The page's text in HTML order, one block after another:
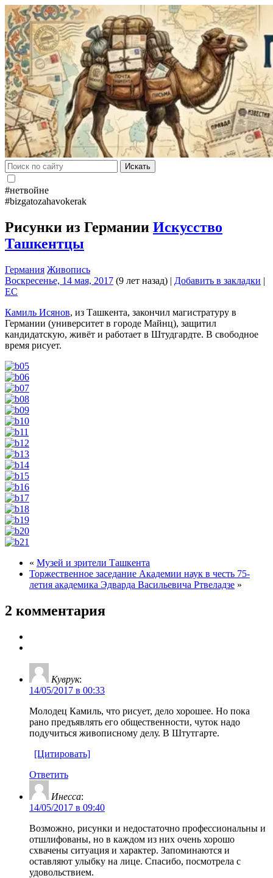
Искать
#нетвойне
#bizgatozahavokerak
Рисунки из Германии Искусство
Ташкентцы
Германия Живопись
Воскресенье, 14 мая, 2017 (9 лет назад) | Добавить в закладки |
EC
Камиль Исянов, из Ташкента, закончил магистратуру в
Германии (университет в городе Майнц), защитил
кандидатскую, живёт и работает в Штудгардте. В свободное
время рисует.
« Музей и зрители Ташкента
Торжественное заседание Академии наук в честь 75-
летия академика Эдварда Васильевича Ртвеладзе »
2 комментария
Куврук:
14/05/2017 в 00:33
Молодец Камиль, что рисует, дело хорошее. Но пока
рано предъявлять его общественности, чуток надо
подучиться живописному делу. В Штутгарте.
[Цитировать]
Ответить
Инесса:
14/05/2017 в 09:40
Возможно, рисунки и недостаточно профессиональны и
отшлифованы, но в каждом из них очень хорошо
схвачены ситуация и характер. Запоминаются и
оставляют улыбку на лице. Спасибо, посмотрела с
удовольствием.